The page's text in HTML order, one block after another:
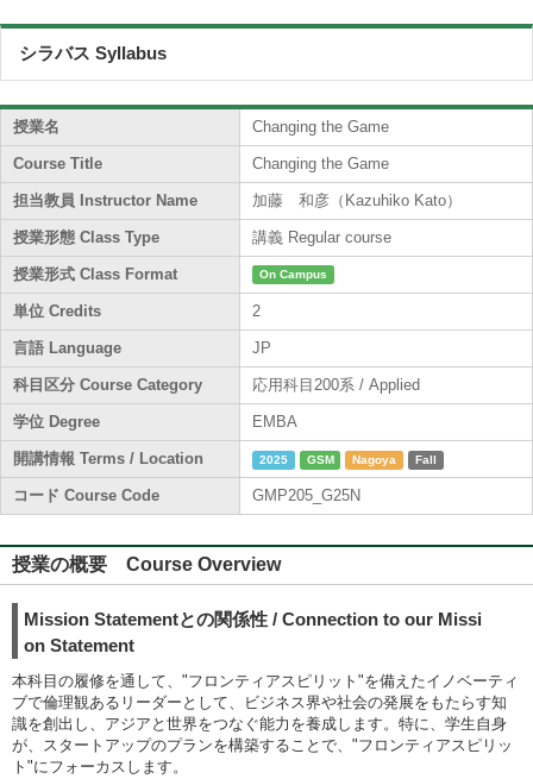
シラバス Syllabus
授業名 Changing the Game
Course Title Changing the Game
担当教員 Instructor Name 加藤 和彦（Kazuhiko Kato）
授業形態 Class Type 講義 Regular course
授業形式 Class Format On Campus
単位 Credits 2
言語 Language JP
科目区分 Course Category 応用科目200系 / Applied
学位 Degree EMBA
開講情報 Terms / Location 2025 GSM Nagoya Fall
コード Course Code GMP205_G25N
授業の概要 Course Overview
Mission Statementとの関係性 / Connection to our Missi
on Statement
本科目の履修を通して、"フロンティアスピリット"を備えたイノベーティ
ブで倫理観あるリーダーとして、ビジネス界や社会の発展をもたらす知
識を創出し、アジアと世界をつなぐ能力を養成します。特に、学生自身
が、スタートアップのプランを構築することで、"フロンティアスピリッ
ト"にフォーカスします。